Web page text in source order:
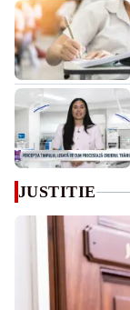
JUSTITIE